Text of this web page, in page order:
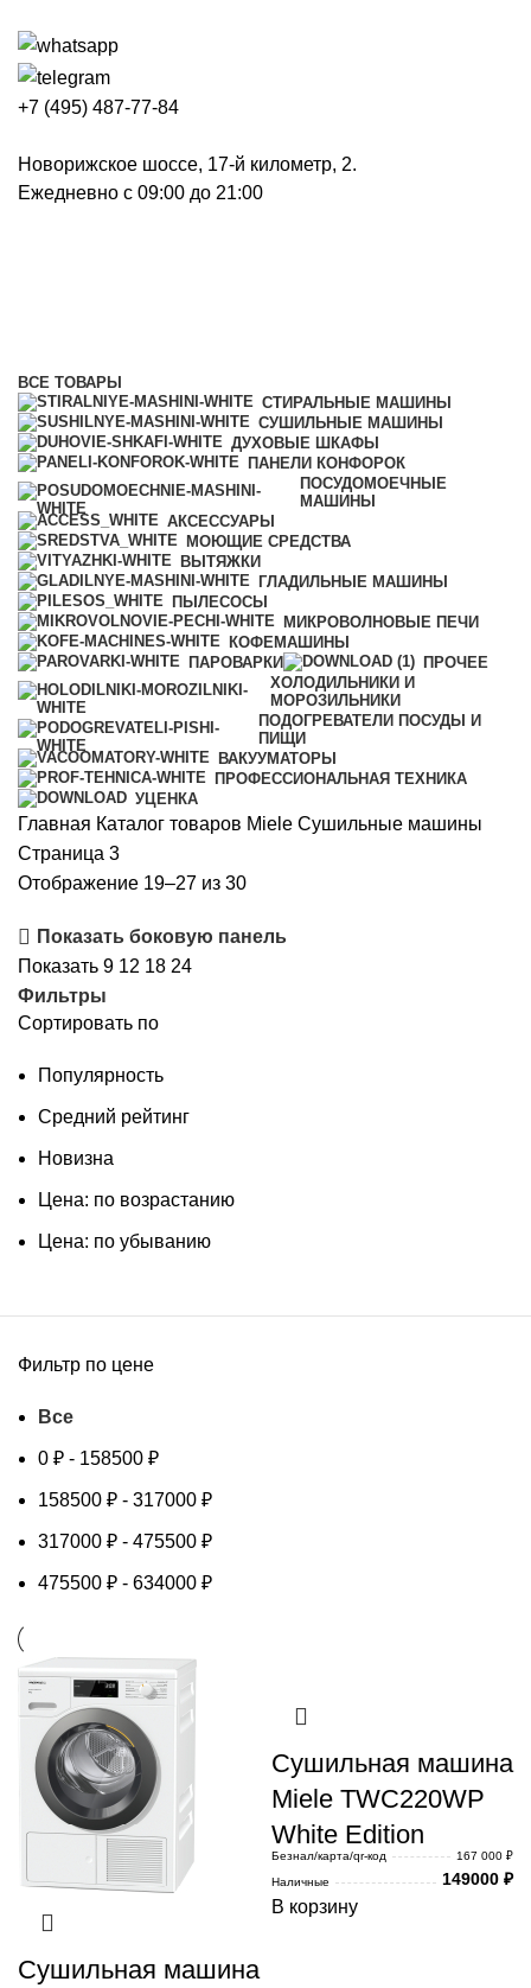
+7 (495) 487-77-84
Новорижское шоссе, 17-й километр, 2.
Ежедневно с 09:00 до 21:00
ВСЕ ТОВАРЫ
СТИРАЛЬНЫЕ МАШИНЫ
СУШИЛЬНЫЕ МАШИНЫ
ДУХОВЫЕ ШКАФЫ
ПАНЕЛИ КОНФОРОК
ПОСУДОМОЕЧНЫЕ
МАШИНЫ
АКСЕССУАРЫ
МОЮЩИЕ СРЕДСТВА
ВЫТЯЖКИ
ГЛАДИЛЬНЫЕ МАШИНЫ
ПЫЛЕСОСЫ
МИКРОВОЛНОВЫЕ ПЕЧИ
КОФЕМАШИНЫ
ПАРОВАРКИ
ПРОЧЕЕ
ХОЛОДИЛЬНИКИ И
МОРОЗИЛЬНИКИ
ПОДОГРЕВАТЕЛИ ПОСУДЫ И
ПИЩИ
ВАКУУМАТОРЫ
ПРОФЕССИОНАЛЬНАЯ ТЕХНИКА
УЦЕНКА
Главная Каталог товаров Miele Сушильные машины
Страница 3
Отображение 19–27 из 30Сортировка:
недавние
Показать боковую панель
Показать 9 12 18 24
Фильтры
Сортировать по
Популярность
Средний рейтинг
Новизна
Цена: по возрастанию
Цена: по убыванию
Фильтр по цене
Все
0 ₽ - 158500 ₽
158500 ₽ - 317000 ₽
317000 ₽ - 475500 ₽
475500 ₽ - 634000 ₽
Сушильная машина
Сушильная машина
Miele TWC220WP
White Edition
Безнал/карта/qr-код
167 000 ₽
Наличные
149000 ₽
В корзину